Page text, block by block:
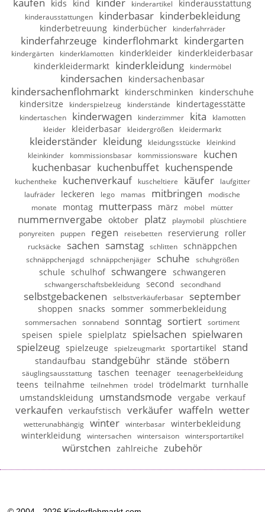
kaufen kids kind kinder kinderartikel kinderausstattung
kinderausstattungen kinderbasar kinderbekleidung
kinderbetreuung kinderbücher kinderfahrräder
kinderfahrzeuge kinderflohmarkt kindergarten
kindergärten kinderklamotten kinderkleider kinderkleiderbasar
kinderkleidermarkt kinderkleidung kindermöbel
kindersachen kindersachenbasar
kindersachenflohmarkt kinderschminken
kinderschuhe
kindersitze
kinderspielzeug kinderstände kindertagesstätte
kindertaschen kinderwagen kinderzimmer kita
klamotten
kleider
kleiderbasar kleidergrößen kleidermarkt
kleiderständer kleidung kleidungsstücke
kleinkind
kleinkinder
kommissionsbasar kommissionsware
kuchen
kuchenbasar kuchenbuffet kuchenspende
kuchentheke kuchenverkauf kuscheltiere käufer
laufgitter
laufräder
leckeren lego mamas mitbringen
modische
monate
montag mutterpass märz möbel mütter
nummernvergabe oktober platz playmobil
plüschtiere
ponyreiten
puppen regen reisebetten reservierung roller
rucksäcke sachen samstag schlitten schnäppchen
schnäppchenjagd schnäppchenjäger schuhe schuhgrößen
schule schulhof schwangere schwangeren
schwangerschaftsbekleidung second secondhand
selbstgebackenen selbstverkäuferbasar september
shoppen snacks sommer sommerbekleidung
sommersachen sonnabend sonntag sortiert sortiment
speisen spiele spielplatz spielsachen spielwaren
spielzeug spielzeuge spielzeugmarkt sportartikel stand
standaufbau standgebühr stände stöbern
säuglingsausstattung taschen teenager teenagerbekleidung
teens teilnahme teilnehmen trödel trödelmarkt turnhalle
umstandskleidung umstandsmode vergabe verkauf
verkaufen verkaufstisch verkäufer waffeln wetter
wetterunabhängig winter winterbasar
winterbekleidung
winterkleidung
wintersachen wintersaison wintersportartikel
würstchen zahlreiche zubehör